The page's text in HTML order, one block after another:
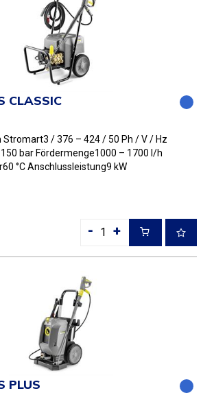
CLASSIC
Stromart3 / 376 – 424 / 50 Ph / V / Hz
bar Fördermenge1000 – 1700 l/h
°C Anschlussleistung9 kW
- +
PLUS